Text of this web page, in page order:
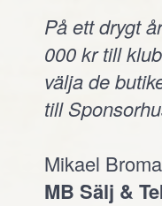
På ett drygt
000 kr till
välja de
till
Mikael
MB Sälj &